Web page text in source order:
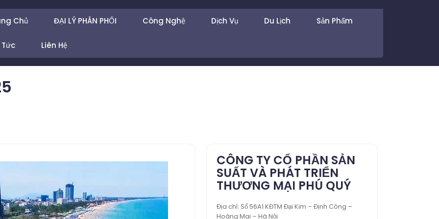
Chủ ĐẠI LÝ PHÂN PHỐI Công Nghệ Dịch Vụ Du Lịch Sản Phẩm
Tức Liên Hệ
CÔNG TY CỔ PHẦN SẢN
SUẤT VÀ PHÁT TRIỂN
THƯƠNG MẠI PHÚ QUÝ
Địa chỉ: Số 56A1 KĐTM Đại Kim – Định Công –
Hoàng Mai – Hà Nội